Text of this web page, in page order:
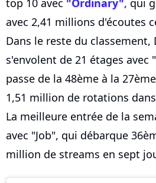
top 10 avec "Ordinary", qui
avec 2,41 millions d'écoutes
Dans le reste du classement,
s'envolent de 21 étages avec
passe de la 48ème à la
1,51 million de rotations
La meilleure entrée de la
avec "Job", qui débarque
million de streams en sept